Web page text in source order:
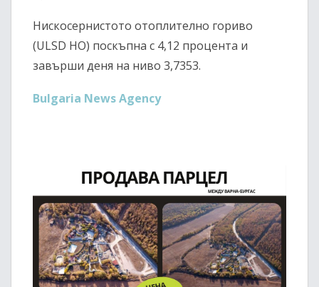
Нискосернистото отоплително гориво
(ULSD HO) поскъпна с 4,12 процента и
завърши деня на ниво 3,7353.
Bulgaria News Agency